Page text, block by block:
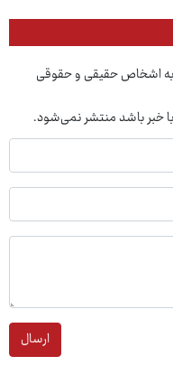
به اشخاص حقیقی و حقوقی
با خبر باشد منتشر نمی‌شود.
ارسال